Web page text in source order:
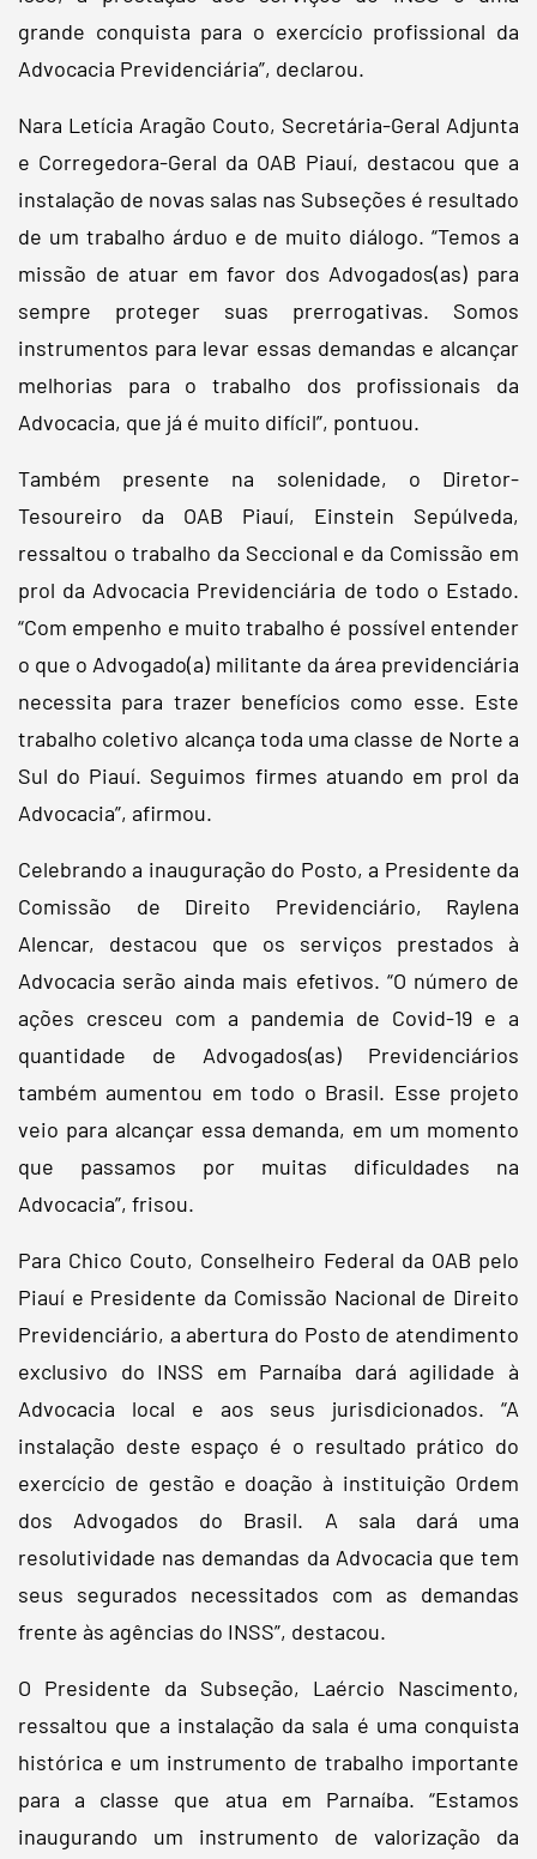
grande conquista para o exercício profissional da
Advocacia Previdenciária”, declarou.
Nara Letícia Aragão Couto, Secretária-Geral Adjunta
e Corregedora-Geral da OAB Piauí, destacou que a
instalação de novas salas nas Subseções é resultado
de um trabalho árduo e de muito diálogo. “Temos a
missão de atuar em favor dos Advogados(as) para
sempre proteger suas prerrogativas. Somos
instrumentos para levar essas demandas e alcançar
melhorias para o trabalho dos profissionais da
Advocacia, que já é muito difícil”, pontuou.
Também presente na solenidade, o Diretor-
Tesoureiro da OAB Piauí, Einstein Sepúlveda,
ressaltou o trabalho da Seccional e da Comissão em
prol da Advocacia Previdenciária de todo o Estado.
“Com empenho e muito trabalho é possível entender
o que o Advogado(a) militante da área previdenciária
necessita para trazer benefícios como esse. Este
trabalho coletivo alcança toda uma classe de Norte a
Sul do Piauí. Seguimos firmes atuando em prol da
Advocacia”, afirmou.
Celebrando a inauguração do Posto, a Presidente da
Comissão de Direito Previdenciário, Raylena
Alencar, destacou que os serviços prestados à
Advocacia serão ainda mais efetivos. “O número de
ações cresceu com a pandemia de Covid-19 e a
quantidade de Advogados(as) Previdenciários
também aumentou em todo o Brasil. Esse projeto
veio para alcançar essa demanda, em um momento
que passamos por muitas dificuldades na
Advocacia”, frisou.
Para Chico Couto, Conselheiro Federal da OAB pelo
Piauí e Presidente da Comissão Nacional de Direito
Previdenciário, a abertura do Posto de atendimento
exclusivo do INSS em Parnaíba dará agilidade à
Advocacia local e aos seus jurisdicionados. “A
instalação deste espaço é o resultado prático do
exercício de gestão e doação à instituição Ordem
dos Advogados do Brasil. A sala dará uma
resolutividade nas demandas da Advocacia que tem
seus segurados necessitados com as demandas
frente às agências do INSS”, destacou.
O Presidente da Subseção, Laércio Nascimento,
ressaltou que a instalação da sala é uma conquista
histórica e um instrumento de trabalho importante
para a classe que atua em Parnaíba. “Estamos
inaugurando um instrumento de valorização da